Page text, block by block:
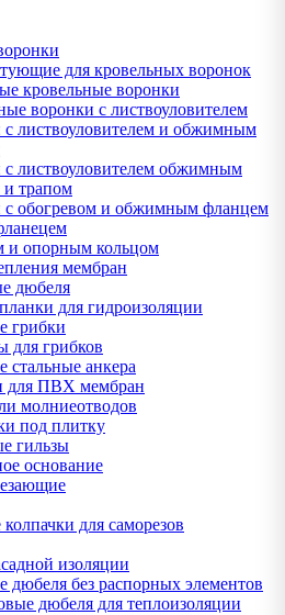
для кровельных воронок
кровельные воронки
воронки с листвоуловителем
листвоуловителем и обжимным
листвоуловителем обжимным
трапом
с обогревом и обжимным фланцем
и опорным кольцом
мембран
дюбеля
для гидроизоляции
грибки
для грибков
стальные анкера
для ПВХ мембран
молниеотводов
под плитку
гильзы
основание
для саморезов
изоляции
дюбеля без распорных элементов
дюбеля для теплоизоляции